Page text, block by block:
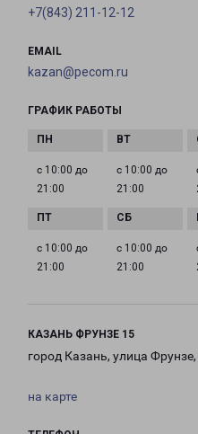
+7(843) 211-12-12
EMAIL
kazan@pecom.ru
ГРАФИК РАБОТЫ
с 10:00 до
21:00
с 10:00 до
21:00
с 10:00 до
21:00
с 10:00 до
21:00
КАЗАНЬ ФРУНЗЕ 15
город Казань, улица Фрунзе,
на карте